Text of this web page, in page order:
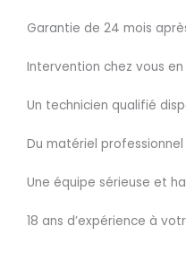
Garantie de 24 mois
Intervention chez vous en
Un technicien qualifié
Du matériel
Une équipe sérieuse et
18 ans d’expérience à